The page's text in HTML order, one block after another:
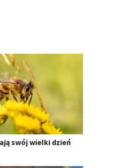
swój wielki dzień